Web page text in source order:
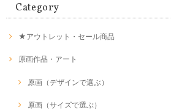
Category
★アウトレット・セール商品
原画作品・アート
原画（デザインで選ぶ）
原画（サイズで選ぶ）